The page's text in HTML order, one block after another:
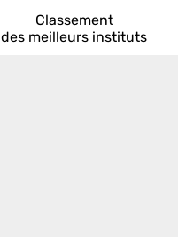
Classement
des meilleurs instituts